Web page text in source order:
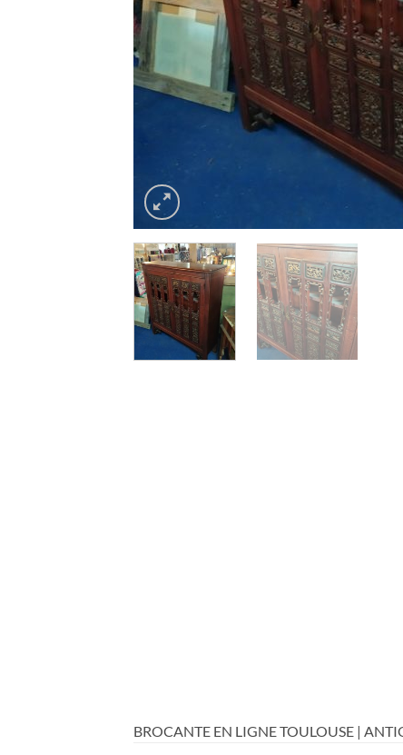
BROCANTE EN LIGNE TOULOUSE |